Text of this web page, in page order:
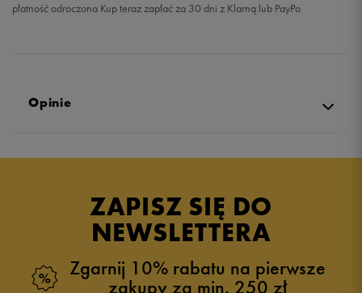
płatność odroczona Kup teraz zapłać za 30 dni z Klarną lub PayPo
Opinie
ZAPISZ SIĘ DO
NEWSLETTERA
Zgarnij 10% rabatu na pierwsze
zakupy za min. 250 zł